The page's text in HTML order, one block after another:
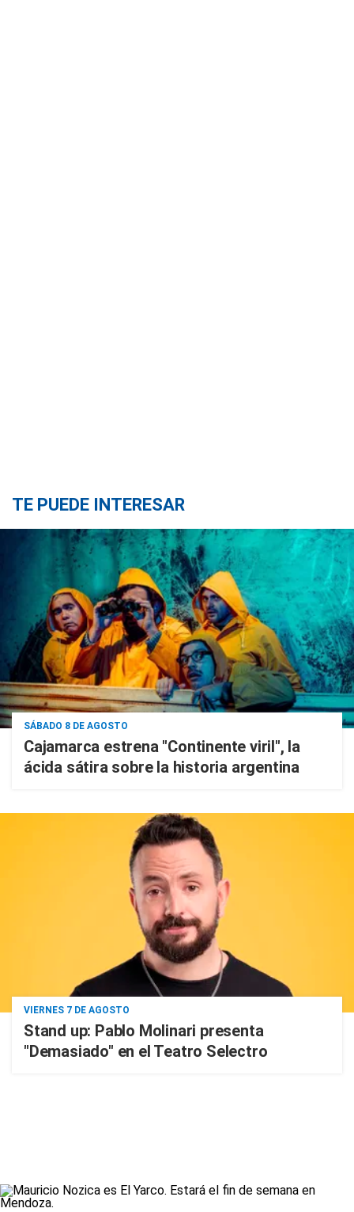
TE PUEDE INTERESAR
SÁBADO 8 DE AGOSTO
Cajamarca estrena "Continente viril", la
ácida sátira sobre la historia argentina
VIERNES 7 DE AGOSTO
Stand up: Pablo Molinari presenta
"Demasiado" en el Teatro Selectro